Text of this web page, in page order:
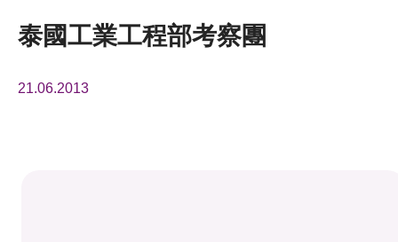
泰國工業工程部考察團
21.06.2013